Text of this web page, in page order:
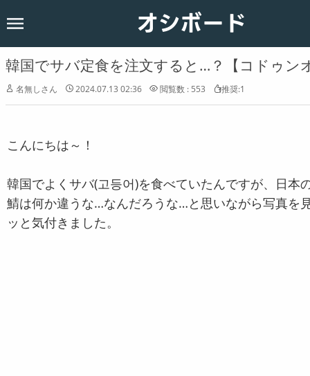
オシボード
韓国でサバ定食を注文すると…？【コドゥン
名無しさん 2024.07.13 02:36 閲覧数 : 553 推奨:1
こんにちは～！
韓国でよくサバ(고등어)を食べていたんですが、日本
鯖は何か違うな…なんだろうな…と思いながら写真を
ッと気付きました。
韓国
恋愛
お知らせ